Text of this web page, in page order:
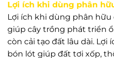
Lợi ích khi dùng phân
Lợi ích khi dùng phân
giúp cây trồng phát triển
còn cải tạo đất lâu dài.
bón lót giúp đất tơi xốp,